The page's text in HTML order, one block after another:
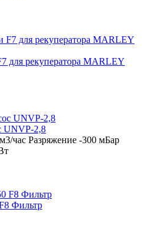
для рекуператора MARLEY
UNVP-2,8
час Разряжение -300 мБар
Фильтр